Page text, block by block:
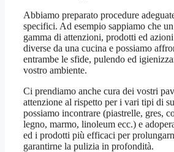
Abbiamo preparato procedure
specifici. Ad esempio sappiamo che
gamma di attenzioni, prodotti ed
diverse da una cucina e possiamo
entrambe le sfide, pulendo ed
vostro ambiente.
Ci prendiamo anche cura dei vostri
attenzione al rispetto per i vari tipi di
possiamo incontrare (piastrelle, gres,
legno, marmo, linoleum ecc.) e
ed i prodotti più efficaci per
garantirne la pulizia in profondità.